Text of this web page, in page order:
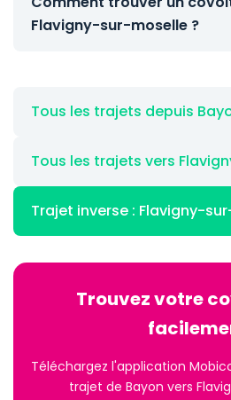
Flavigny-sur-moselle ?
Tous les trajets depuis
Tous les trajets vers
Trajet inverse : Flavigny-
Trouvez votre
Téléchargez l'application
trajet de Bayon vers